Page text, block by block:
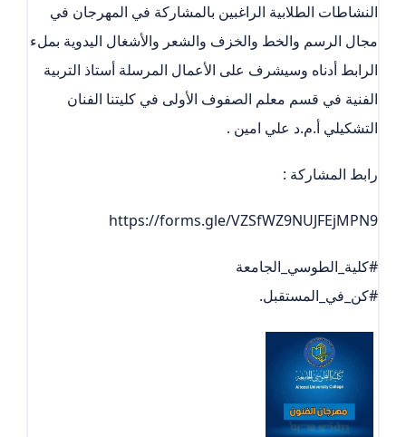
النشاطات الطلابية الراغبين بالمشاركة في المهرجان في
مجال الرسم والخط والخزف والشعر والأشغال اليدوية بملء
الرابط أدناه وسيشرف على الأعمال المرسلة أستاذ التربية
الفنية في قسم معلم الصفوف الأولى في كليتنا الفنان
التشكيلي أ.م.د علي امين .
رابط المشاركة :
https://forms.gle/VZSfWZ9NUJFEjMPN9
#كلية_الطوسي_الجامعة
#كن_في_المستقبل.